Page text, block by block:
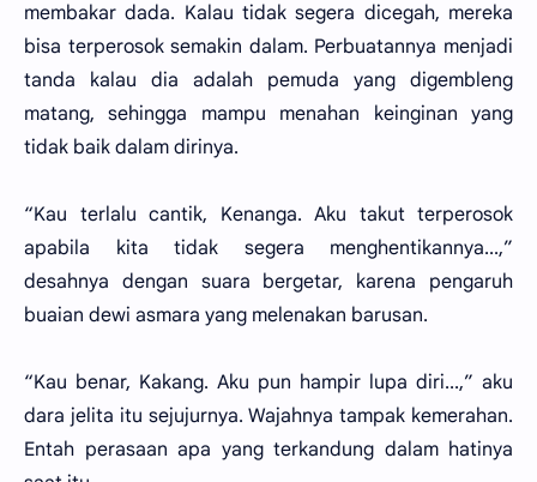
membakar dada. Kalau tidak segera dicegah, mereka
bisa terperosok semakin dalam. Perbuatannya menjadi
tanda kalau dia adalah pemuda yang digembleng
matang, sehingga mampu menahan keinginan yang
tidak baik dalam dirinya.
“Kau terlalu cantik, Kenanga. Aku takut terperosok
apabila kita tidak segera menghentikannya...,”
desahnya dengan suara bergetar, karena pengaruh
buaian dewi asmara yang melenakan barusan.
“Kau benar, Kakang. Aku pun hampir lupa diri...,” aku
dara jelita itu sejujurnya. Wajahnya tampak kemerahan.
Entah perasaan apa yang terkandung dalam hatinya